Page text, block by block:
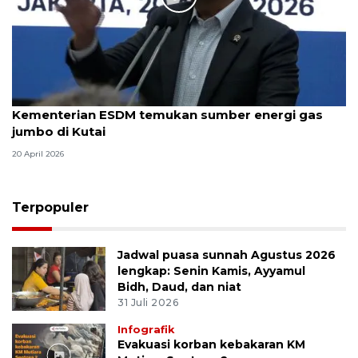
Kementerian ESDM temukan sumber energi gas
jumbo di Kutai
20 April 2026
Terpopuler
Jadwal puasa sunnah Agustus 2026
lengkap: Senin Kamis, Ayyamul
Bidh, Daud, dan niat
31 Juli 2026
Infografik
Evakuasi korban kebakaran KM